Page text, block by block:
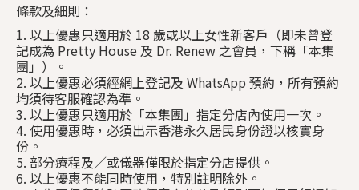
條款及細則：
1. 以上優惠只適用於 18 歲或以上女性新客戶（即未曾登
記成為 Pretty House 及 Dr. Renew 之會員，下稱「本集
團」）。
2. 以上優惠必須經網上登記及 WhatsApp 預約，所有預約
均須待客服確認為準。
3. 以上優惠只適用於「本集團」指定分店內使用一次。
4. 使用優惠時，必須出示香港永久居民身份證以核實身
份。
5. 部分療程及／或儀器僅限於指定分店提供。
6. 以上優惠不能同時使用，特別註明除外。